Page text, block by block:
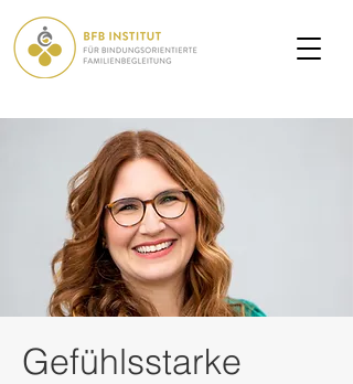
Gefühlsstarke